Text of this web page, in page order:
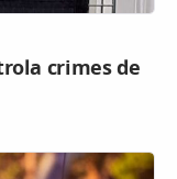
crimes de